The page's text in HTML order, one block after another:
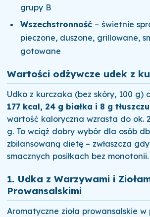
grupy B
Wszechstronność – świetnie
pieczone, duszone, grillowane,
gotowane
Wartości odżywcze udek z
Udko z kurczaka (bez skóry, 100 g)
177 kcal, 24 g białka i 8 g tłuszczu
wartość kaloryczna wzrasta do ok.
g. To wciąż dobry wybór dla osób
zbilansowaną dietę – zwłaszcza
smacznych posiłkach bez monotonii.
1. Udka z Warzywami i
Prowansalskimi
Aromatyczne zioła prowansalskie w